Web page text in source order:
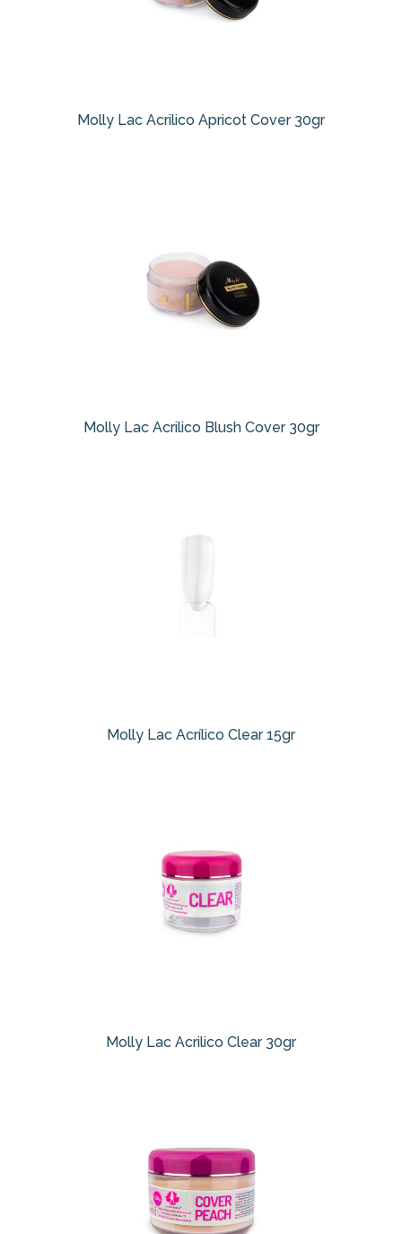
Molly Lac Acrilico Apricot Cover 30gr
Molly Lac Acrilico Blush Cover 30gr
Molly Lac Acrílico Clear 15gr
Molly Lac Acrilico Clear 30gr